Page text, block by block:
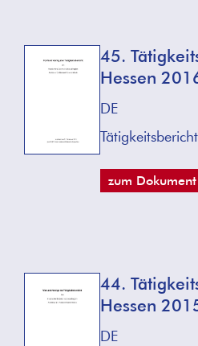
45.
Hessen
DE
Tätigkeitsbericht
zum Dokument
44.
Hessen
DE